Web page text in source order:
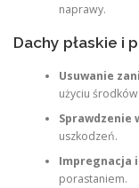
naprawy.
Dachy płaskie i
Usuwanie
użyciu
Sprawdzenie
uszkodzeń.
Impregnacja
porastaniem.